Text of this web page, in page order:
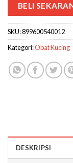
BELI
SKU:899600540012
Kategori:Obat Kucing
DESKRIPSI